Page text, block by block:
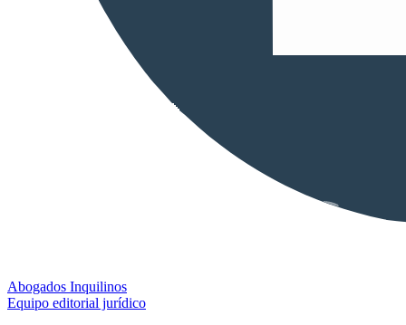
Abogados Inquilinos
Equipo editorial jurídico